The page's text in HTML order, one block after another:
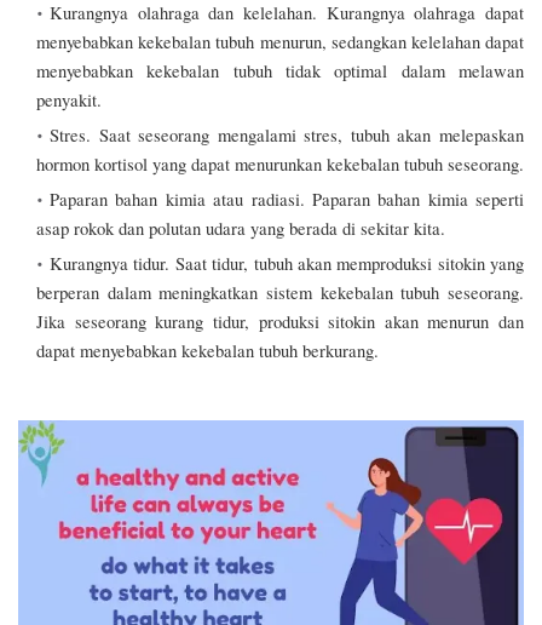
Kurangnya olahraga dan kelelahan. Kurangnya olahraga dapat
menyebabkan kekebalan tubuh menurun, sedangkan kelelahan dapat
menyebabkan kekebalan tubuh tidak optimal dalam melawan
penyakit.
Stres. Saat seseorang mengalami stres, tubuh akan melepaskan
hormon kortisol yang dapat menurunkan kekebalan tubuh seseorang.
Paparan bahan kimia atau radiasi. Paparan bahan kimia seperti
asap rokok dan polutan udara yang berada di sekitar kita.
Kurangnya tidur. Saat tidur, tubuh akan memproduksi sitokin yang
berperan dalam meningkatkan sistem kekebalan tubuh seseorang.
Jika seseorang kurang tidur, produksi sitokin akan menurun dan
dapat menyebabkan kekebalan tubuh berkurang.